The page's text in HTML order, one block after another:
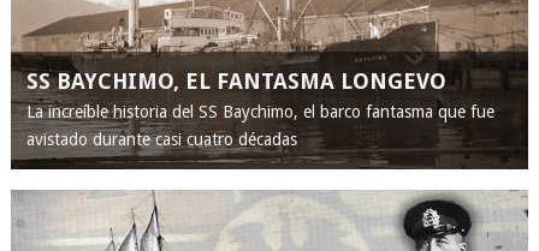
SS BAYCHIMO, EL FANTASMA LONGEVO
La increíble historia del SS Baychimo, el barco fantasma que fue
avistado durante casi cuatro décadas